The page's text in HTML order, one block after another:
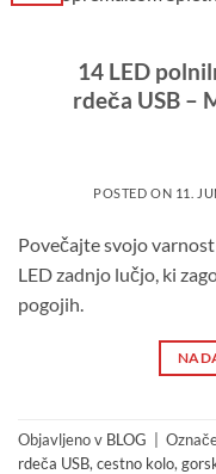
14 LED
rdeča USB –
POSTED ON 11.
Povečajte svojo
LED zadnjo lučjo, ki
pogojih.
Objavljeno v BLOG
rdeča USB, cestno kolo,